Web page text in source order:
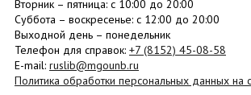
Вторник – пятница: с 10:00 до 20:00
Суббота – воскресенье: c 12:00 до 20:00
Выходной день – понедельник
Телефон для справок: +7 (8152) 45-08-58
E-mail: ruslib@mgounb.ru
Политика обработки персональных данных на